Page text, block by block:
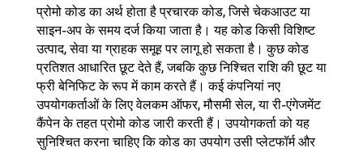
प्रोमो कोड का अर्थ होता है प्रचारक कोड, जिसे चेकआउट या
साइन-अप के समय दर्ज किया जाता है। यह कोड किसी विशिष्ट
उत्पाद, सेवा या ग्राहक समूह पर लागू हो सकता है। कुछ कोड
प्रतिशत आधारित छूट देते हैं, जबकि कुछ निश्चित राशि की छूट या
फ्री बेनिफिट के रूप में काम करते हैं। कई कंपनियां नए
उपयोगकर्ताओं के लिए वेलकम ऑफर, मौसमी सेल, या री-एंगेजमेंट
कैंपेन के तहत प्रोमो कोड जारी करती हैं। उपयोगकर्ता को यह
सुनिश्चित करना चाहिए कि कोड का उपयोग उसी प्लेटफॉर्म और